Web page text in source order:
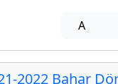
A
2022 Bahar